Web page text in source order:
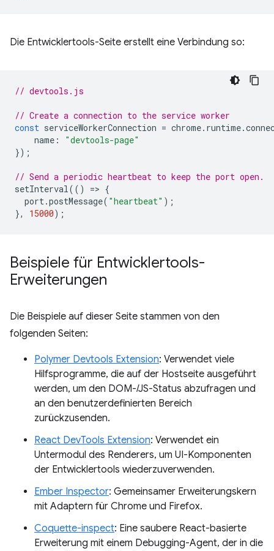
Die Entwicklertools-Seite erstellt eine Verbindung so:
// devtools.js
// Create a connection to the service worker
const serviceWorkerConnection = chrome. runtime.
name :
"devtools-page"
});
// Send a periodic heartbeat to keep the port open.
setInterval(() => {
port.postMessage( "heartbeat" );
},
15000);
Beispiele für Entwicklertools-
Erweiterungen
Die Beispiele auf dieser Seite stammen von den
folgenden Seiten:
Polymer Devtools Extension: Verwendet viele
Hilfsprogramme, die auf der Hostseite ausgeführt
werden, um den DOM-/JS-Status abzufragen und
an den benutzerdefinierten Bereich
zurückzusenden.
React DevTools Extension: Verwendet ein
Untermodul des Renderers, um UI-Komponenten
der Entwicklertools wiederzuverwenden.
Ember Inspector: Gemeinsamer Erweiterungskern
mit Adaptern für Chrome und Firefox.
Coquette-inspect: Eine saubere React-basierte
Erweiterung mit einem Debugging-Agent, der in die